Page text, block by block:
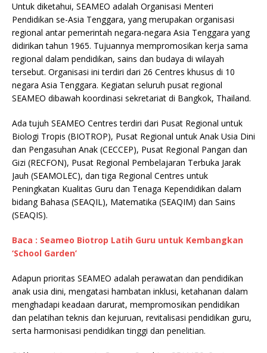
Untuk diketahui, SEAMEO adalah Organisasi Menteri
Pendidikan se-Asia Tenggara, yang merupakan organisasi
regional antar pemerintah negara-negara Asia Tenggara yang
didirikan tahun 1965. Tujuannya mempromosikan kerja sama
regional dalam pendidikan, sains dan budaya di wilayah
tersebut. Organisasi ini terdiri dari 26 Centres khusus di 10
negara Asia Tenggara. Kegiatan seluruh pusat regional
SEAMEO dibawah koordinasi sekretariat di Bangkok, Thailand.
Ada tujuh SEAMEO Centres terdiri dari Pusat Regional untuk
Biologi Tropis (BIOTROP), Pusat Regional untuk Anak Usia Dini
dan Pengasuhan Anak (CECCEP), Pusat Regional Pangan dan
Gizi (RECFON), Pusat Regional Pembelajaran Terbuka Jarak
Jauh (SEAMOLEC), dan tiga Regional Centres untuk
Peningkatan Kualitas Guru dan Tenaga Kependidikan dalam
bidang Bahasa (SEAQIL), Matematika (SEAQIM) dan Sains
(SEAQIS).
Baca : Seameo Biotrop Latih Guru untuk Kembangkan
‘School Garden’
Adapun prioritas SEAMEO adalah perawatan dan pendidikan
anak usia dini, mengatasi hambatan inklusi, ketahanan dalam
menghadapi keadaan darurat, mempromosikan pendidikan
dan pelatihan teknis dan kejuruan, revitalisasi pendidikan guru,
serta harmonisasi pendidikan tinggi dan penelitian.